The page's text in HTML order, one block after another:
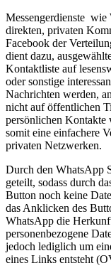
Messengerdienste
direkten, privaten
Facebook der
dient dazu,
Kontaktliste auf
oder sonstige
Nachrichten werden,
nicht auf öffentlichen
persönlichen Kontakte
somit eine einfachere
privaten Netzwerken.
Durch den WhatsApp
geteilt, sodass durch
Button noch keine
das Anklicken des
WhatsApp die
personenbezogene
jedoch lediglich um
eines Links entsteht